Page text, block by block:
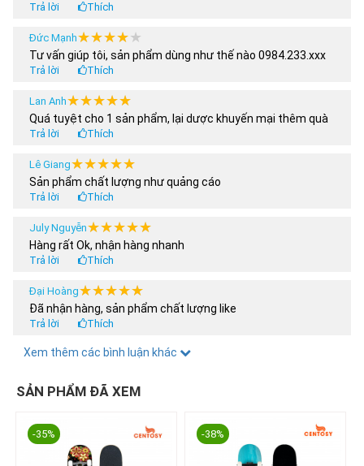
Trả lời Thích
Đức Mạnh★★★★★
★★★★★
Tư vấn giúp tôi, sản phẩm dùng như thế nào 0984.233.xxx
Trả lời Thích
Lan Anh★★★★★
★★★★★
Quá tuyệt cho 1 sản phẩm, lại dược khuyến mại thêm quà
Trả lời Thích
Lê Giang★★★★★
★★★★★
Sản phẩm chất lượng như quảng cáo
Trả lời Thích
July Nguyễn★★★★★
★★★★★
Hàng rất Ok, nhận hàng nhanh
Trả lời Thích
Đại Hoàng★★★★★
★★★★★
Đã nhận hàng, sản phẩm chất lượng like
Trả lời Thích
Hoàng Anh ★★★★★
★★★★★
mại 30% ko shop
thanhdat3011 ★★★★★
★★★★★
Mới hốt em nó về đẹp khó cưỡng hài lòng khi mua e nó
Xem thêm các bình luận khác
SẢN PHẨM ĐÃ XEM
-35% -38%